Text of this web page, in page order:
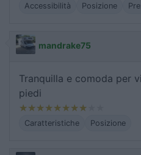
Accessibilità Posizione
mandrake75
Tranquilla e comoda per
piedi
Caratteristiche Posizione